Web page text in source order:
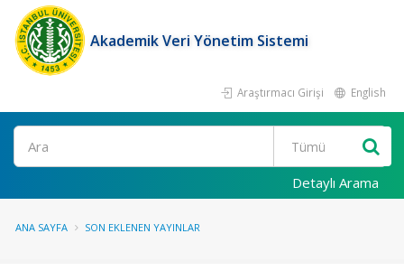
Akademik Veri Yönetim Sistemi
Araştırmacı Girişi English
Ara
Detaylı Arama
ANA SAYFA SON EKLENEN YAYINLAR